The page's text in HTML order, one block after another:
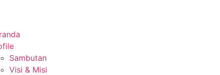
Sambutan
Visi & Misi